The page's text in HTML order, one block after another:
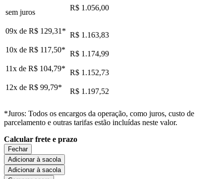
sem juros
R$ 1.056,00
09x de R$ 129,31 * R$ 1.163,83
10x de R$ 117,50* R$ 1.174,99
11x de R$ 104,79* R$ 1.152,73
12x de R$ 99,79* R$ 1.197,52
*Juros: Todos os encargos da operação, como juros, custo de
parcelamento e outras tarifas estão incluídas neste valor.
Calcular frete e prazo
Fechar
Adicionar à sacola
Adicionar à sacola